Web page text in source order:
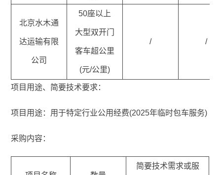
北京水木通
达运输有限
公司
50座以上
大型双开门
客车超公里
(元/公里)
/ /
项目用途、简要技术要求：
项目用途：用于特定行业公用经费(2025年临时包车服务)
采购内容：
简要技术需求或服